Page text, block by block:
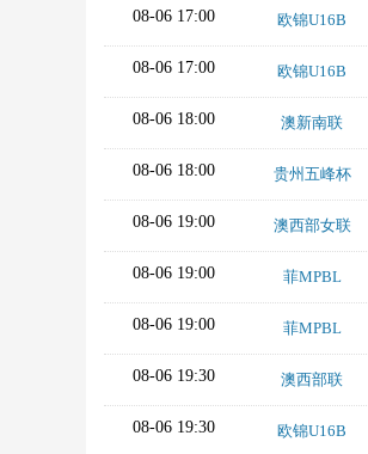
08-06 17:00 欧锦U16B
08-06 17:00 欧锦U16B
08-06 18:00 澳新南联
08-06 18:00 贵州五峰杯
08-06 19:00 澳西部女联
08-06 19:00 菲MPBL
08-06 19:00 菲MPBL
08-06 19:30 澳西部联
08-06 19:30 欧锦U16B